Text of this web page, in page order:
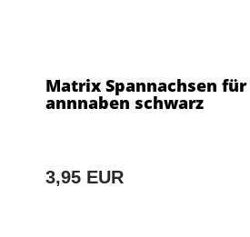
Matrix Spannachsen für
annnaben schwarz
3,95 EUR